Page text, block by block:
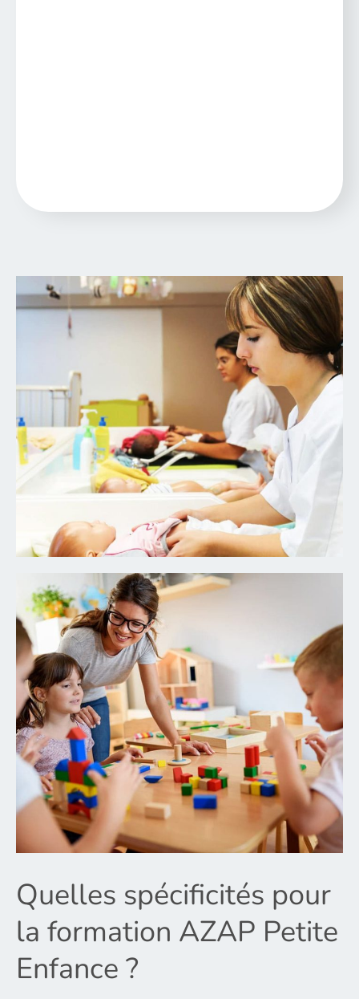
Quelles spécificités pour
la formation AZAP Petite
Enfance ?